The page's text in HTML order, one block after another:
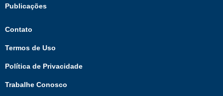
Publicações
Contato
Termos de Uso
Política de Privacidade
Trabalhe Conosco